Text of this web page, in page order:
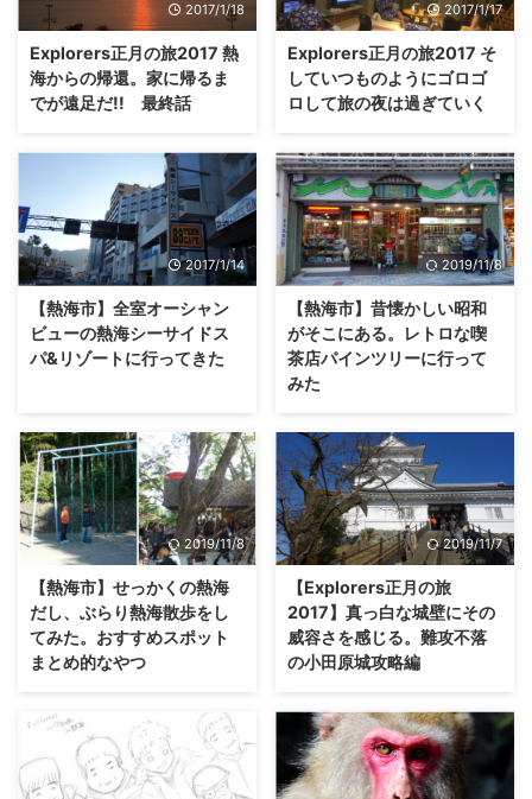
2017/1/18
Explorers正月の旅2017 熱
海からの帰還。家に帰るま
でが遠足だ!! 最終話
2017/1/17
Explorers正月の旅2017 そ
していつものようにゴロゴ
ロして旅の夜は過ぎていく
2017/1/14
【熱海市】全室オーシャン
ビューの熱海シーサイドス
パ&リゾートに行ってきた
2019/11/8
【熱海市】昔懐かしい昭和
がそこにある。レトロな喫
茶店パインツリーに行って
みた
2019/11/8
【熱海市】せっかくの熱海
だし、ぶらり熱海散歩をし
てみた。おすすめスポット
まとめ的なやつ
2019/11/7
【Explorers正月の旅
2017】真っ白な城壁にその
威容さを感じる。難攻不落
の小田原城攻略編